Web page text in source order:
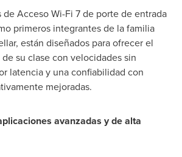
de Acceso Wi-Fi 7 de porte de entrada
primeros integrantes de la familia
están diseñados para ofrecer el
su clase con velocidades sin
latencia y una confiabilidad con
mejoradas.
avanzadas y de alta